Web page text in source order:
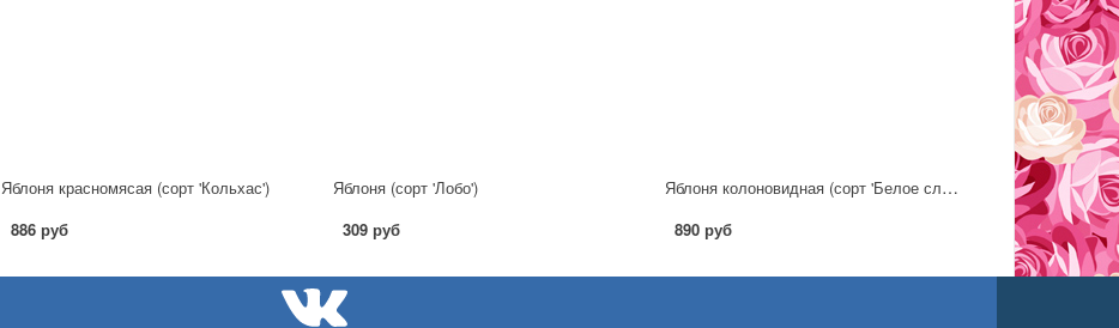
Яблоня красномясая (сорт 'Кольхас')
886 руб
Яблоня (сорт 'Лобо')
309 руб
Яблоня колоновидная (сорт 'Белое сладкое')
890 руб